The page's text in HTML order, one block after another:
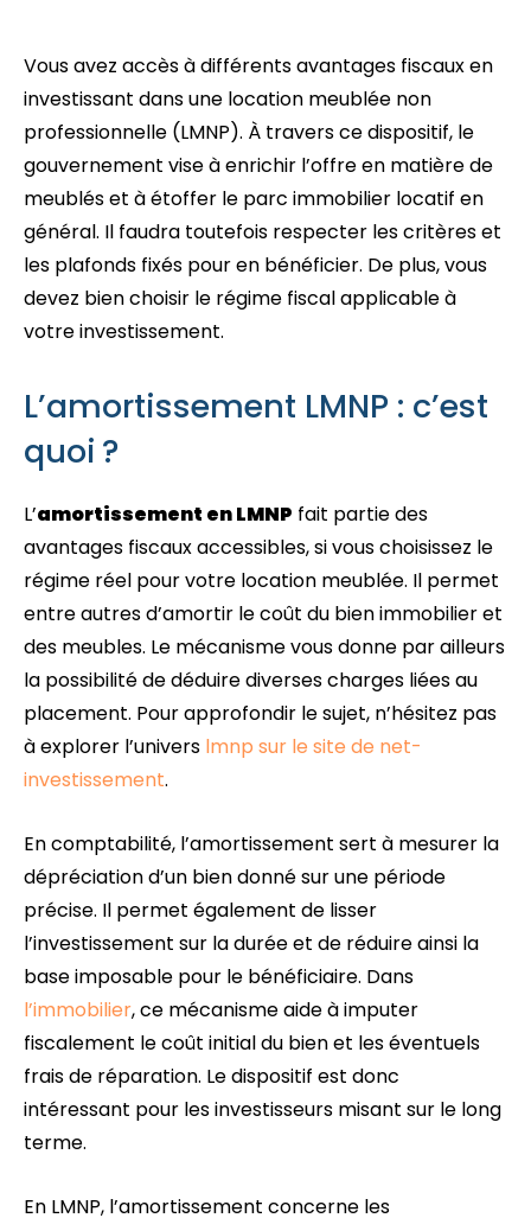
Vous avez accès à différents avantages fiscaux en
investissant dans une location meublée non
professionnelle (LMNP). À travers ce dispositif, le
gouvernement vise à enrichir l’offre en matière de
meublés et à étoffer le parc immobilier locatif en
général. Il faudra toutefois respecter les critères et
les plafonds fixés pour en bénéficier. De plus, vous
devez bien choisir le régime fiscal applicable à
votre investissement.
L’amortissement LMNP : c’est
quoi ?
L’amortissement en LMNP fait partie des
avantages fiscaux accessibles, si vous choisissez le
régime réel pour votre location meublée. Il permet
entre autres d’amortir le coût du bien immobilier et
des meubles. Le mécanisme vous donne par ailleurs
la possibilité de déduire diverses charges liées au
placement. Pour approfondir le sujet, n’hésitez pas
à explorer l’univers lmnp sur le site de net-
investissement.
En comptabilité, l’amortissement sert à mesurer la
dépréciation d’un bien donné sur une période
précise. Il permet également de lisser
l’investissement sur la durée et de réduire ainsi la
base imposable pour le bénéficiaire. Dans
l’immobilier, ce mécanisme aide à imputer
fiscalement le coût initial du bien et les éventuels
frais de réparation. Le dispositif est donc
intéressant pour les investisseurs misant sur le long
terme.
En LMNP, l’amortissement concerne les